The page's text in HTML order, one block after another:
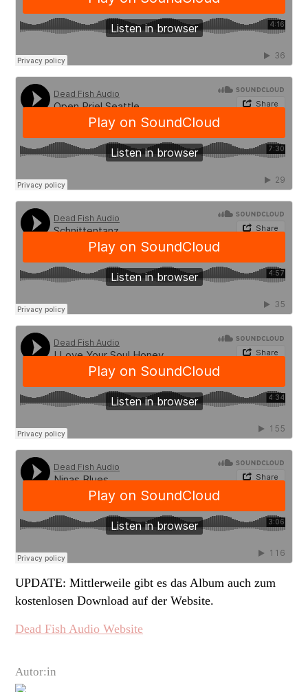
Autor:in
UPDATE: Mittlerweile gibt es das Album auch zum
kostenlosen Download auf der Website.
Dead Fish Audio Website